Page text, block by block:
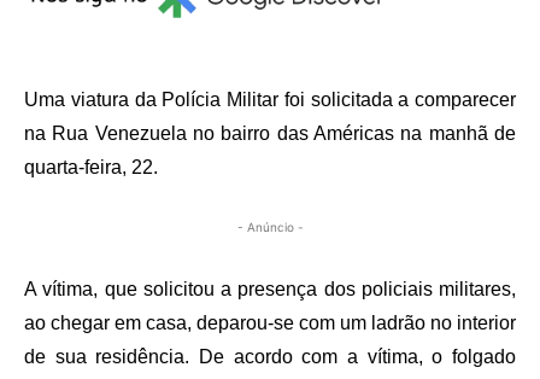
Uma viatura da Polícia Militar foi solicitada a comparecer
na Rua Venezuela no bairro das Américas na manhã de
quarta-feira, 22.
- Anúncio -
A vítima, que solicitou a presença dos policiais militares,
ao chegar em casa, deparou-se com um ladrão no interior
de sua residência. De acordo com a vítima, o folgado